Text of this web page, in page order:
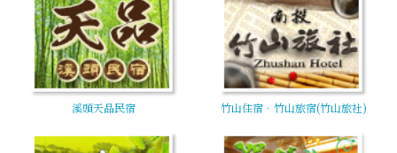
溪頭天品民宿 竹山住宿．竹山旅宿(竹山旅社)